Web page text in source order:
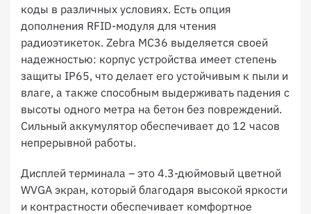
коды в различных условиях. Есть опция
дополнения RFID-модуля для чтения
радиоэтикеток. Zebra MC36 выделяется своей
надежностью: корпус устройства имеет степень
защиты IP65, что делает его устойчивым к пыли и
влаге, а также способным выдерживать падения с
высоты одного метра на бетон без повреждений.
Сильный аккумулятор обеспечивает до 12 часов
непрерывной работы.
Дисплей терминала – это 4.3-дюймовый цветной
WVGA экран, который благодаря высокой яркости
и контрастности обеспечивает комфортное